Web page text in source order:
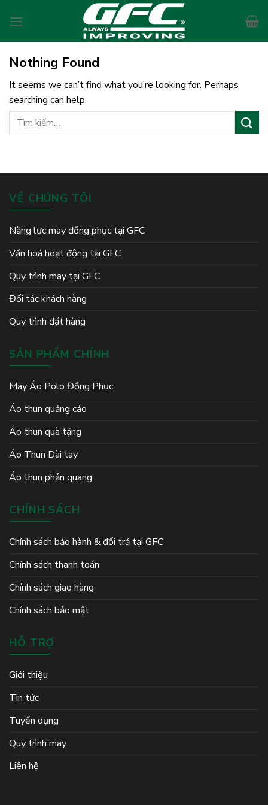
Nothing Found
It seems we can’t find what you’re looking for. Perhaps
searching can help.
VỀ CHÚNG TÔI
Năng lực may đồng phục tại GFC
Văn hoá hoạt động tại GFC
Quy trình may tại GFC
Đối tác khách hàng
Quy trình đặt hàng
SẢN PHẨM CHÍNH
May Áo Polo Đồng Phục
Áo thun quảng cáo
Áo thun quà tặng
Áo Thun Dài tay
Áo thun phản quang
CHÍNH SÁCH
Chính sách bảo hành & đổi trả tại GFC
Chính sách thanh toán
Chính sách giao hàng
Chính sách bảo mật
HỖ TRỢ
Giới thiệu
Tin tức
Tuyển dụng
Quy trình may
Liên hệ